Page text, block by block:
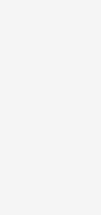
km; CO₂-
km; CO₂-
g/km; CO2-